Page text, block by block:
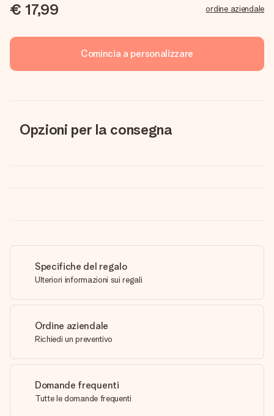
€ 17,99 ordine aziendale
Comincia a personalizzare
Opzioni per la consegna
Specifiche del regalo
Ulteriori informazioni sui regali
Ordine aziendale
Richiedi un preventivo
Domande frequenti
Tutte le domande frequenti